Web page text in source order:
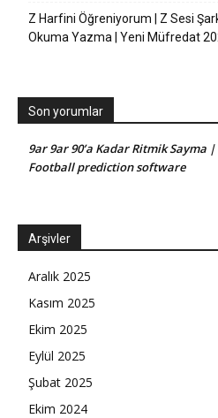
Z Harfini Öğreniyorum | Z Sesi
Okuma Yazma | Yeni Müfredat
Son yorumlar
9ar 9ar 90’a Kadar Ritmik Sayma |
Football prediction software
Arşivler
Aralık 2025
Kasım 2025
Ekim 2025
Eylül 2025
Şubat 2025
Ekim 2024